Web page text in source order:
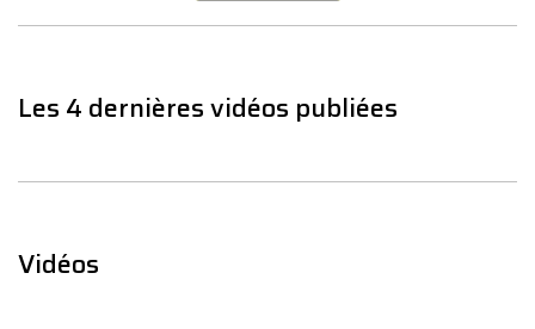
Les 4 dernières vidéos publiées
Vidéos